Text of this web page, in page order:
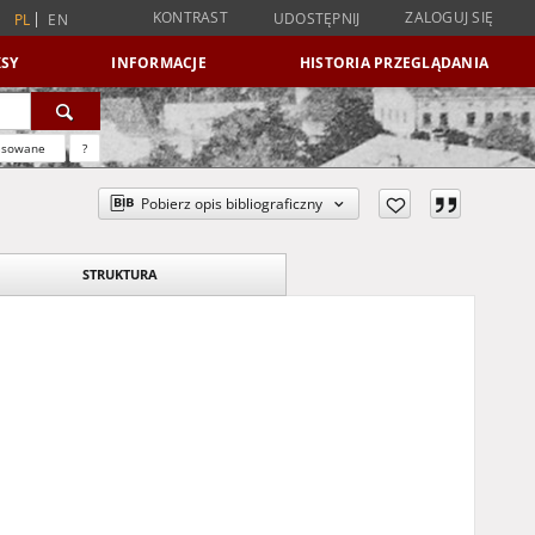
PL EN KONTRAST UDOSTĘPNIJ ZALOGUJ SIĘ
INFORMACJE HISTORIA PRZEGLĄDANIA
?
Pobierz opis bibliograficzny
STRUKTURA